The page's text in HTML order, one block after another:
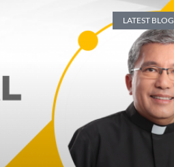
LATEST BLOG